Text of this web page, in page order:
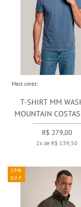
Mais cores:
T-SHIRT MM
MOUNTAIN
PERVANTE
R$ 279,00
2x de R$ 139,50
10%
OFF